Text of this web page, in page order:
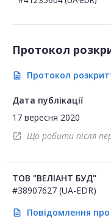
Протокол
description Протокол
Дата публікації
17 вересня 2020
open_in_new Що робити після
ТОВ "ВЕЛІАНТ БУД"
#38907627 (UA-EDR)
description
Повідомлення